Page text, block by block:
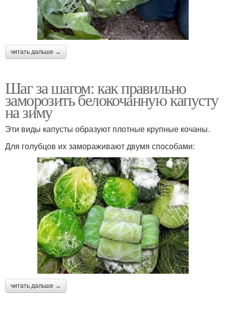
читать дальше →
Шаг за шагом: как правильно
заморозить белокочанную капусту
на зиму
Эти виды капусты образуют плотные крупные кочаны.
Для голубцов их замораживают двумя способами:
читать дальше →